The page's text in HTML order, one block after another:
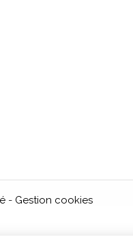
Gestion cookies